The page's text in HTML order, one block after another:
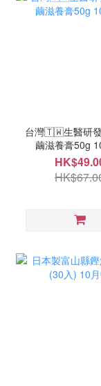
台灣🇹🇼生醫研
繭滋養膏50g